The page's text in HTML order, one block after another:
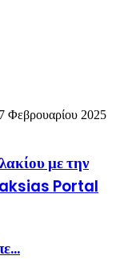
Φεβρουαρίου 2025
με την
Portal